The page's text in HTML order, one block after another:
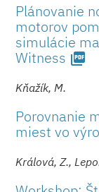
Plánovanie
motorov
simulácie
Witness picture_as_pdf
Kňažík, M.
Porovnanie
miest vo
Králová, Z.,